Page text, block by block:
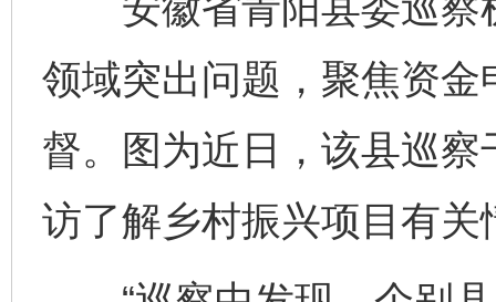
领域突出问题，聚焦资
督。图为近日，该县巡
访了解乡村振兴项目有关